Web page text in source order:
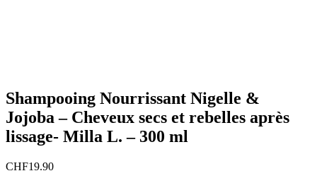
Shampooing Nourrissant Nigelle &
Jojoba – Cheveux secs et rebelles après
lissage- Milla L. – 300 ml
CHF19.90